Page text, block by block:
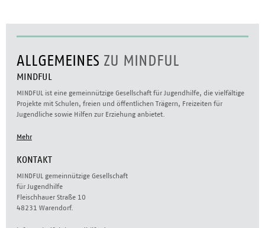
ALLGEMEINES ZU MINDFUL
MINDFUL
MINDFUL ist eine gemeinnützige Gesellschaft für Jugendhilfe, die vielfältige
Projekte mit Schulen, freien und öffentlichen Trägern, Freizeiten für
Jugendliche sowie Hilfen zur Erziehung anbietet.
Mehr
KONTAKT
MINDFUL gemeinnützige Gesellschaft
für Jugendhilfe
Fleischhauer Straße 10
48231 Warendorf.